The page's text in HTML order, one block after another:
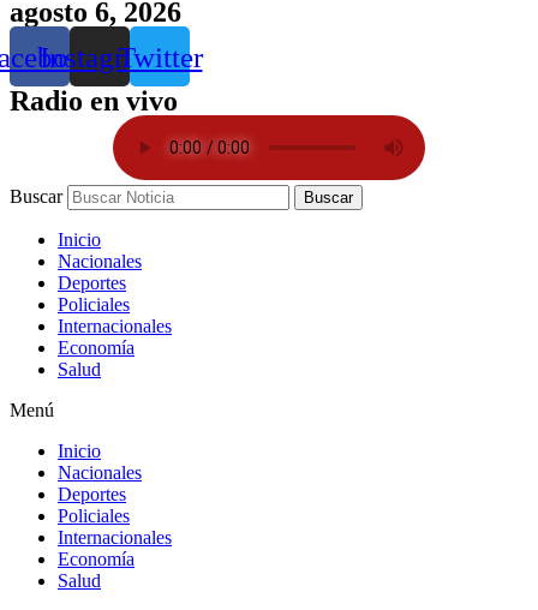
agosto 6, 2026
InstagramTwitter
Radio en vivo
Buscar Buscar
Inicio
Nacionales
Deportes
Policiales
Internacionales
Economía
Salud
Menú
Inicio
Nacionales
Deportes
Policiales
Internacionales
Economía
Salud